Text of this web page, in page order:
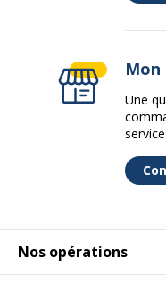
Nos opérations
Mon
Une